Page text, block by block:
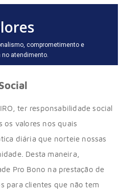
comprometimento e
no atendimento.
ter responsabilidade social
valores nos quais
diária que norteie nossas
Desta maneira,
Pro Bono na prestação de
para clientes que não tem